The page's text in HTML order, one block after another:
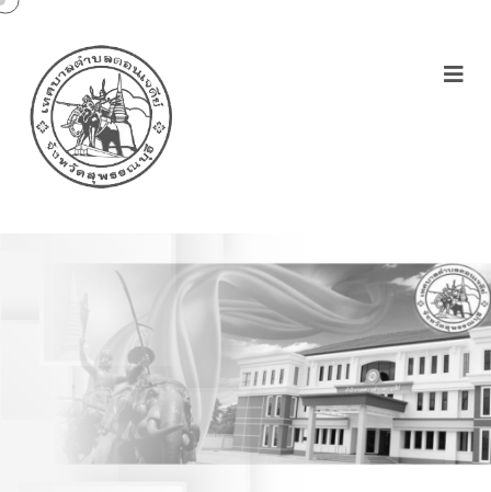
ประชุมคณะกรรมการชุมชน